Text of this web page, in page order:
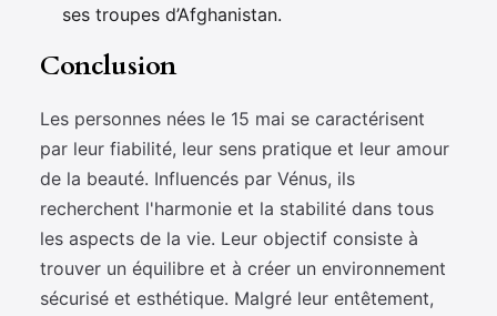
ses troupes d’Afghanistan.
Conclusion
Les personnes nées le 15 mai se caractérisent
par leur fiabilité, leur sens pratique et leur amour
de la beauté. Influencés par Vénus, ils
recherchent l'harmonie et la stabilité dans tous
les aspects de la vie. Leur objectif consiste à
trouver un équilibre et à créer un environnement
sécurisé et esthétique. Malgré leur entêtement,